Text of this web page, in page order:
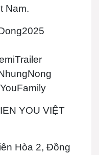
Nam.
YOU VIỆT
Hòa 2, Đồng